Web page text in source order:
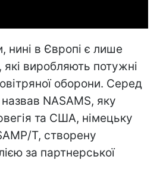
нині в Європі є лише
які виробляють потужні
оборони. Серед
NASAMS, яку
та США, німецьку
T, створену
за партнерської